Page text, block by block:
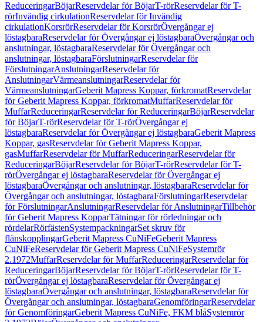
ReduceringarBöjarReservdelar för BöjarT-rörReservdelar för T-
rörInvändig cirkulationReservdelar för Invändig
cirkulationKorsrörReservdelar för KorsrörÖvergångar ej
löstagbaraReservdelar för Övergångar ej löstagbaraÖvergångar och
anslutningar, löstagbaraReservdelar för Övergångar och
anslutningar, löstagbaraFörslutningarReservdelar för
FörslutningarAnslutningarReservdelar för
AnslutningarVärmeanslutningarReservdelar för
VärmeanslutningarGeberit Mapress Koppar, förkromatReservdelar
för Geberit Mapress Koppar, förkromatMuffarReservdelar för
MuffarReduceringarReservdelar för ReduceringarBöjarReservdelar
för BöjarT-rörReservdelar för T-rörÖvergångar ej
löstagbaraReservdelar för Övergångar ej löstagbaraGeberit Mapress
Koppar, gasReservdelar för Geberit Mapress Koppar,
gasMuffarReservdelar för MuffarReduceringarReservdelar för
ReduceringarBöjarReservdelar för BöjarT-rörReservdelar för T-
rörÖvergångar ej löstagbaraReservdelar för Övergångar ej
löstagbaraÖvergångar och anslutningar, löstagbaraReservdelar för
Övergångar och anslutningar, löstagbaraFörslutningarReservdelar
för FörslutningarAnslutningarReservdelar för AnslutningarTillbehör
för Geberit Mapress KopparTätningar för rörledningar och
rördelarRörfästenSystempackningarSet skruv för
flänskopplingarGeberit Mapress CuNiFeGeberit Mapress
CuNiFeReservdelar för Geberit Mapress CuNiFeSystemrör
2.1972MuffarReservdelar för MuffarReduceringarReservdelar för
ReduceringarBöjarReservdelar för BöjarT-rörReservdelar för T-
rörÖvergångar ej löstagbaraReservdelar för Övergångar ej
löstagbaraÖvergångar och anslutningar, löstagbaraReservdelar för
Övergångar och anslutningar, löstagbaraGenomföringarReservdelar
för GenomföringarGeberit Mapress CuNiFe, FKM blåSystemrör